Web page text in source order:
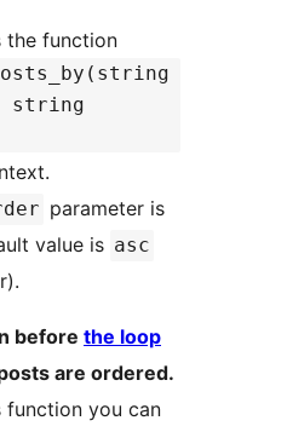
the function
string
parameter is
value is asc
before the loop
are ordered.
you can